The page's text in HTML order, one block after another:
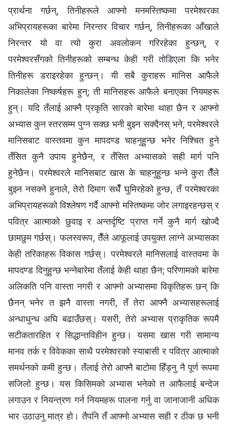
प्रार्थना गर्छन्, तिनीहरूले आफ्नो मनमस्तिष्कमा परमेश्‍वरका
अभिप्रायहरूका बारेमा निरन्तर विचार गर्छन्, तिनीहरूका आँखाले
निरन्तर यो वा त्यो कुरा अवलोकन गरिरहेका हुन्छन्, र
परमेश्‍वरसँगको तिनीहरूको सम्बन्ध केही गरी तोडिएला कि भनेर
तिनीहरू डराइरहेका हुन्‍छन्। यी सबै कुराहरू मानिस आफैले
निकालेका निष्कर्षहरू हुन्; ती मानिसहरू आफैले बनाएका नियमहरू
हुन्। यदि तँलाई आफ्नै प्रकृति सारको बारेमा थाहा छैन र आफ्नो
अभ्यास कुन स्तरसम्म पुग्‍न सक्छ भनी बुझ्न सक्दैनस् भने, परमेश्‍वरले
मानिसबाट वास्तवमा कुन मापदण्ड चाहनुहुन्छ भनेर निश्‍चित हुने
तँसित कुनै उपाय हुनेछैन, र तँसित अभ्यासको सही मार्ग पनि
हुनेछैन। परमेश्‍वरले मानिसबाट खास के चाहनुहुन्छ भन्‍ने कुरा तैँले
बुझ्‍न नसक्‍ने हुनाले, तेरो दिमाग सधैँ घुमिरहेको हुन्छ, तँ परमेश्‍वरका
अभिप्रायहरूको विश्‍लेषण गर्दै आफ्‍नो मस्तिष्कमा जोर लगाइरहन्छस् र
पवित्र आत्माको छुवाइ र अन्तर्दृष्टि प्राप्त गर्ने कुनै मार्ग खोज्दै
छामछुम गर्छस्। फलस्वरूप, तैँले आफूलाई उपयुक्त लाग्‍ने अभ्यासका
केही तरिकाहरू विकास गर्छस्। परमेश्‍वरले मानिसलाई वास्तवमा के
मापदण्ड दिनुहुन्छ भन्‍नेबारेमा तँलाई केही थाहा छैन; परिणामको बारेमा
अलिकति पनि वास्ता नगरी र आफ्नो अभ्यासमा विकृतिहरू छन् कि
छैनन् भनेर त झनै वास्ता नगरी, तँ तेरा आफ्‍नै अभ्यासहरूलाई
अन्धाधुन्ध अघि बढाउँछस्। यसरी, तेरो अभ्यास प्राकृतिक रूपमै
सटीकतारहित र सिद्धान्तविहीन हुन्छ। यसमा खास गरी सामान्य
मानव तर्क र विवेकका साथै परमेश्‍वरको स्याबासी र पवित्र आत्माको
समर्थनको कमी हुन्छ। तँलाई तेरो आफ्नै बाटोमा हिँड्नु नै पूर्ण रूपमा
सजिलो हुन्छ। यस किसिमको अभ्यास भनेको त आफैलाई बन्देज
लगाउन र नियन्त्रण गर्न नियमहरू पालना गर्नु वा जानाजानी अधिक
भार उठाउनु मात्र हो। तैपनि तँ आफ्नो अभ्यास सही र ठीक छ भनी